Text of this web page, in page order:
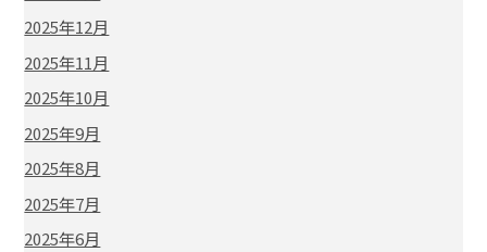
2025年12月
2025年11月
2025年10月
2025年9月
2025年8月
2025年7月
2025年6月